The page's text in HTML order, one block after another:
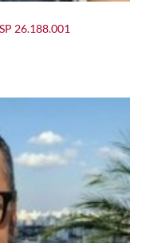
26.188.001